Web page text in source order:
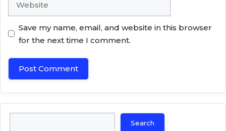
Save my name, email, and website in this browser
for the next time I comment.
Search